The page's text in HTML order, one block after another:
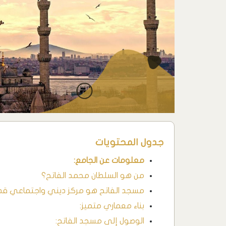
جدول المحتويات
معلومات عن الجامع:
من هو السلطان محمد الفاتح؟
مسجد الفاتح هو مركز ديني واجتماعي
بناء معماري متميز:
الوصول إلى مسجد الفاتح: